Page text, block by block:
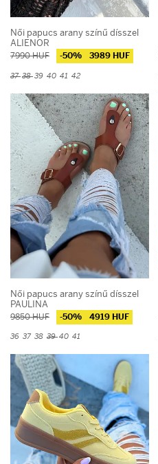
Női papucs arany színű dísszel
ALIENOR
7990 HUF -50% 3989 HUF
373839 40 41 42
Női papucs arany színű dísszel
PAULINA
9850 HUF -50% 4919 HUF
36 37 38 3940 41